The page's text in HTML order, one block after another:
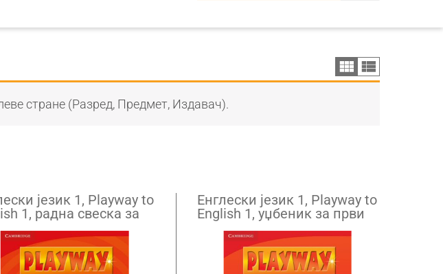
стране (Разред, Предмет, Издавач).
језик 1, Playway to
1, радна свеска за
разред са QR кодом
Енглески језик 1, Playway to
English 1, уџбеник за први
разред са QR кодом